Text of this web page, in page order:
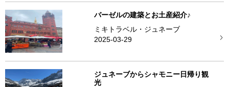
バーゼルの建築とお土産紹介♪
ミキトラベル・ジュネーブ
2025-03-29
ジュネーブからシャモニー日帰り観
光